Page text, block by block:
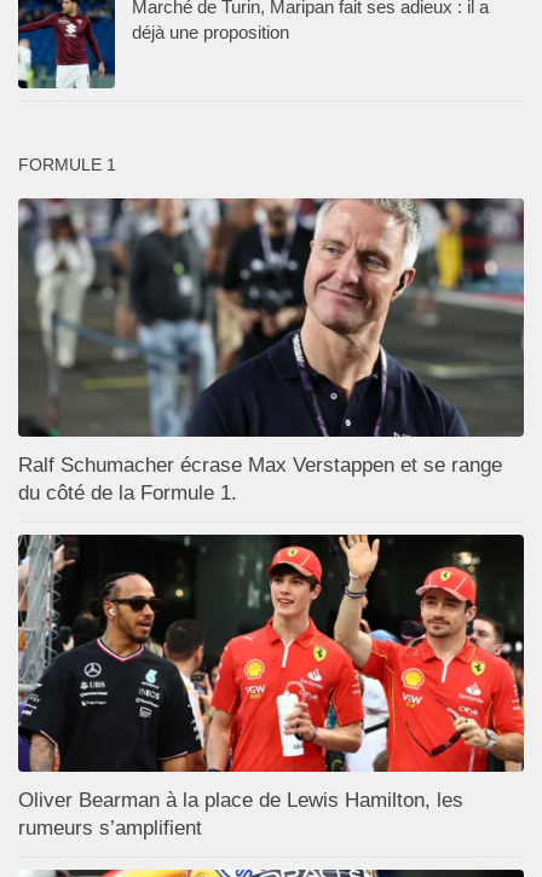
Marché de Turin, Maripan fait ses adieux : il a
déjà une proposition
FORMULE 1
Ralf Schumacher écrase Max Verstappen et se range
du côté de la Formule 1.
Oliver Bearman à la place de Lewis Hamilton, les
rumeurs s’amplifient